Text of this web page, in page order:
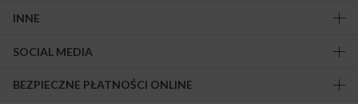
INNE
SOCIAL MEDIA
BEZPIECZNE PŁATNOŚCI ONLINE